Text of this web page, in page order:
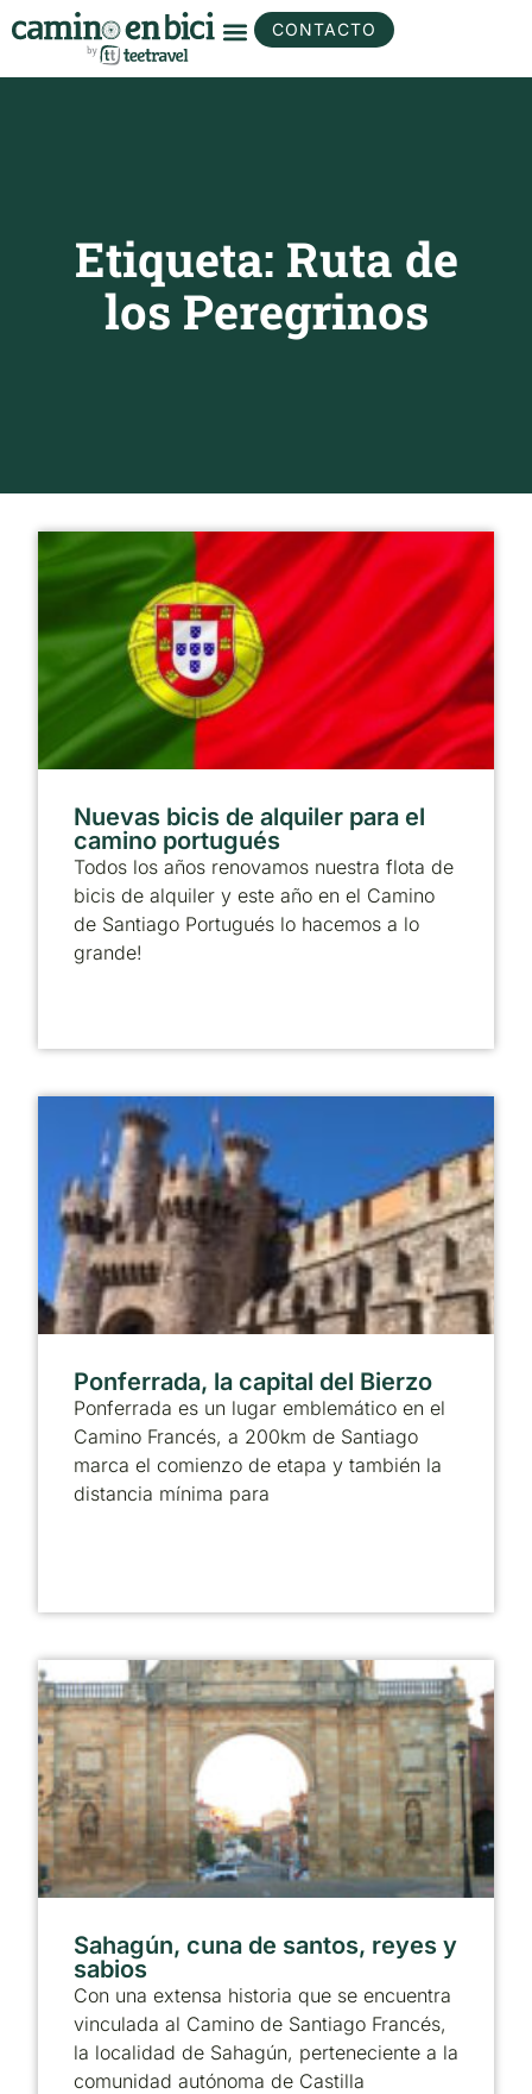
CONTACTO
Etiqueta: Ruta de
los Peregrinos
Nuevas bicis de alquiler para el
camino portugués
Todos los años renovamos nuestra flota de
bicis de alquiler y este año en el Camino
de Santiago Portugués lo hacemos a lo
grande!
Ponferrada, la capital del Bierzo
Ponferrada es un lugar emblemático en el
Camino Francés, a 200km de Santiago
marca el comienzo de etapa y también la
distancia mínima para
Sahagún, cuna de santos, reyes y
sabios
Con una extensa historia que se encuentra
vinculada al Camino de Santiago Francés,
la localidad de Sahagún, perteneciente a la
comunidad autónoma de Castilla